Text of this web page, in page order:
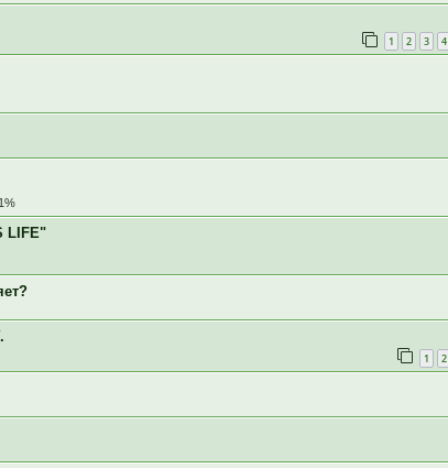
1 2 3 4
LIFE"
1 2